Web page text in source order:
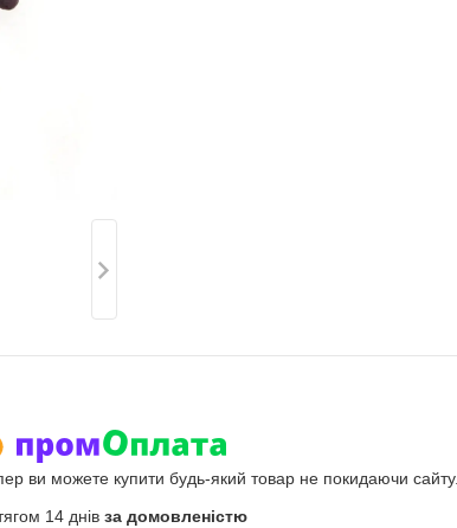
ви можете купити будь-який товар не покидаючи сайту.
14 днів за домовленістю